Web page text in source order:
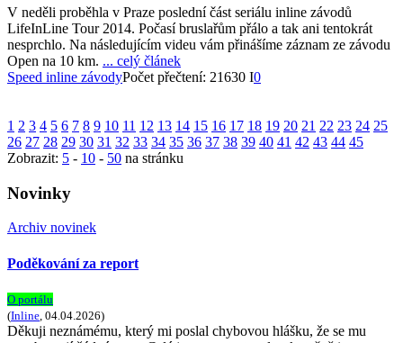
V neděli proběhla v Praze poslední část seriálu inline závodů
LifeInLine Tour 2014. Počasí bruslařům přálo a tak ani tentokrát
nesprchlo. Na následujícím videu vám přinášíme záznam ze závodu
Open na 10 km. ... celý článek
Speed inline závodyPočet přečtení: 21630 I0
1 2 3 4 5 6 7 8 9 10 11 12 13 14 15 16 17 18 19 20 21 22 23 24 25
26 27 28 29 30 31 32 33 34 35 36 37 38 39 40 41 42 43 44 45
Zobrazit: 5 - 10 - 50 na stránku
Novinky
Archiv novinek
Poděkování za report
O portálu
(Inline , 04.04.2026)
Děkuji neznámému, který mi poslal chybovou hlášku, že se mu